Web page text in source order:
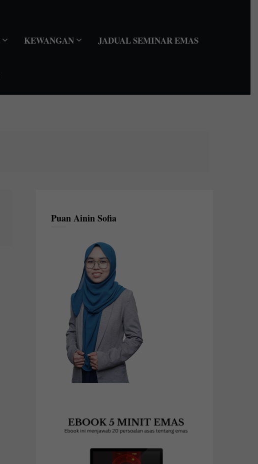
KEWANGAN JADUAL SEMINAR EMAS
Puan Ainin Sofia